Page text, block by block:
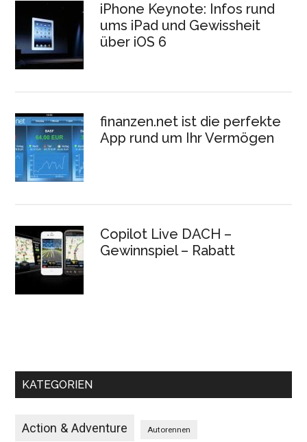
iPhone Keynote: Infos rund
ums iPad und Gewissheit
über iOS 6
finanzen.net ist die perfekte
App rund um Ihr Vermögen
Copilot Live DACH –
Gewinnspiel – Rabatt
KATEGORIEN
Action & Adventure Autorennen